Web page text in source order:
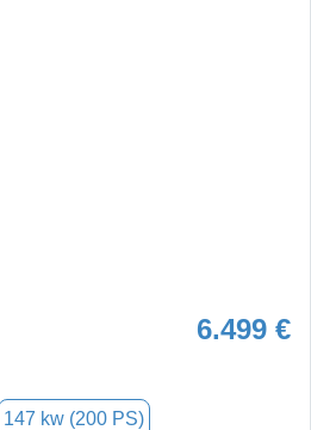
6.499 €
147 kw (200 PS)